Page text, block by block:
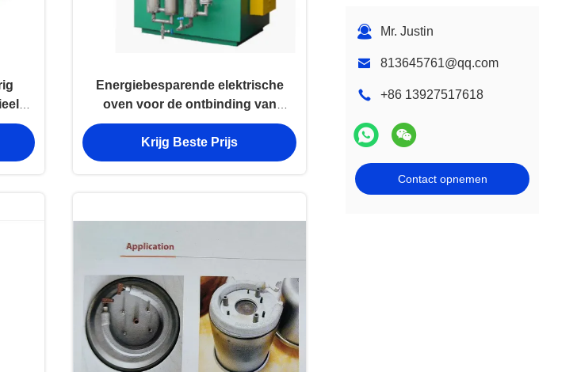
Mr. Justin
813645761@qq.com
+86 13927517618
Contact opnemen
Energiebesparende elektrische
oven voor de ontbinding van
ammoniak met geautomatiseerde
en nauwkeurige
temperatuurregeling
Krijg Beste Prijs